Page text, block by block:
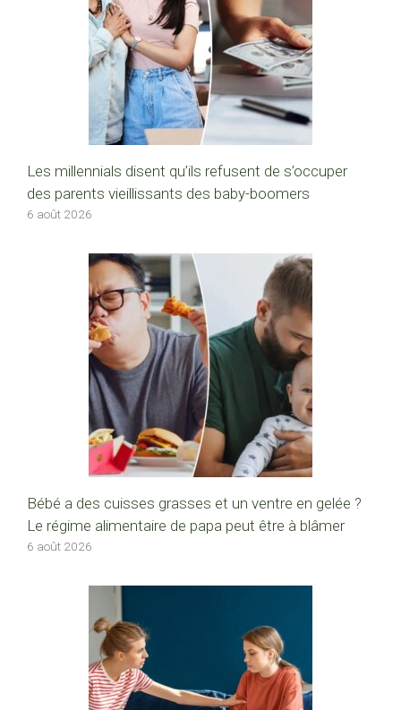
Les millennials disent qu’ils refusent de s’occuper
des parents vieillissants des baby-boomers
6 août 2026
Bébé a des cuisses grasses et un ventre en gelée ?
Le régime alimentaire de papa peut être à blâmer
6 août 2026